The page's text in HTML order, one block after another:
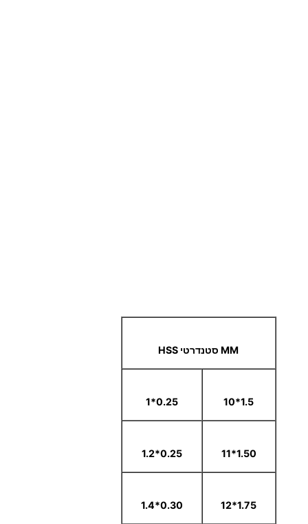
MM סטנדרטי HSS
1.5*10
0.25*1
1.50*11
0.25*1.2
1.75*12
0.30*1.4